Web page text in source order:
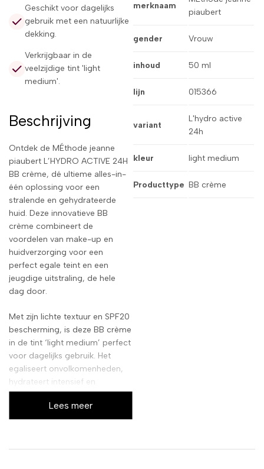
Geschikt voor dagelijks
gebruik met een natuurlijke
dekking.
Verkrijgbaar in de
veelzijdige tint 'light
medium'.
Beschrijving
Ontdek de MÉthode jeanne
piaubert L’HYDRO ACTIVE 24H
BB crème, dé ultieme alles-in-
één oplossing voor een
stralende en gehydrateerde
huid. Deze innovatieve BB
crème combineert de
voordelen van make-up en
huidverzorging voor een
perfect egale teint en een
jeugdige uitstraling, de hele
dag door.
Met zijn lichte textuur en SPF20
bescherming, is deze BB crème
in de tint ‘light medium’ perfect
voor dagelijks gebruik. Het
egaliseert onvolkomenheden,
hydrateert intensief en
beschermt je huid tegen
schadelijke UV-stralen, terwijl
het tegelijkertijd een natuurlijke
comfort van een verzorgde
Lees meer
merknaam
piaubert
gender Vrouw
inhoud 50 ml
lijn 015366
variant
L'hydro active
24h
kleur light medium
Producttype BB crème